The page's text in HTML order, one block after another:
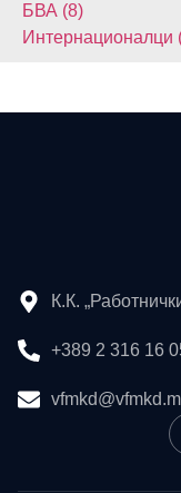
БВА (8)
Интернационалци
К.К.
+389 2 316 16